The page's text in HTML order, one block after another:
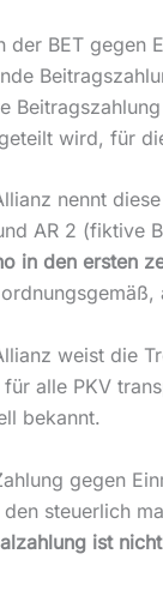
der BET gegen
wird, für
nennt
AR 2 (fiktive
in den ersten
weist die
für alle PKV
bekannt.
gegen
den steuerlich
ist